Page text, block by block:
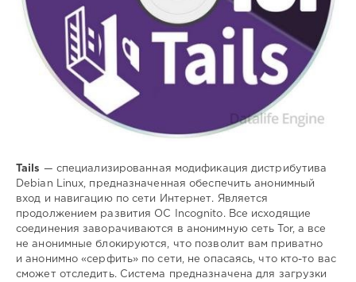
Tails — специализированная модификация дистрибутива
Debian Linux, предназначенная обеспечить анонимный
вход и навигацию по сети Интернет. Является
продолжением развития ОС Incognito. Все исходящие
соединения заворачиваются в анонимную сеть Tor, а все
не анонимные блокируются, что позволит вам приватно
и анонимно «серфить» по сети, не опасаясь, что кто-то вас
сможет отследить. Система предназначена для загрузки